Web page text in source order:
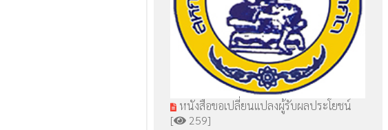
หนังสือขอเปลี่ยนแปลงผู้รับผลประโยชน์
[
259]